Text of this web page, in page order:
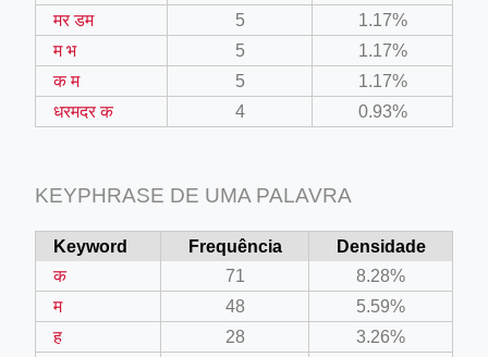
मर डम
5
1.17%
म भ
5
1.17%
क म
5
1.17%
धरमदर क
4 0.93%
KEYPHRASE DE UMA PALAVRA
Keyword Frequência
Densidade
क
71
8.28%
म
48
5.59%
ह
28 3.26%